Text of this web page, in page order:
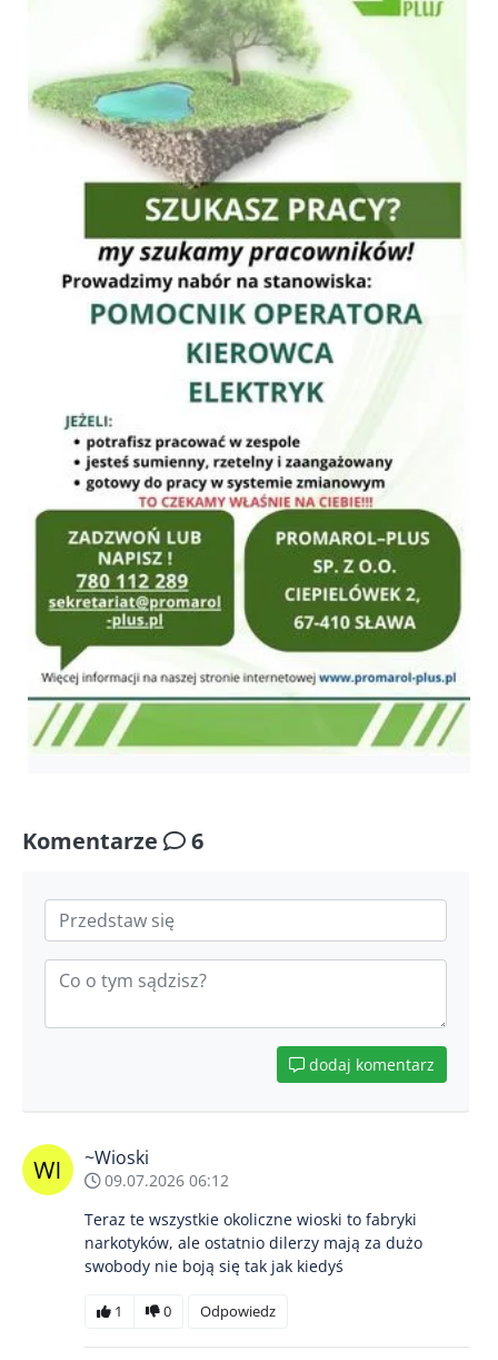
Komentarze 6
dodaj komentarz
~Wioski
09.07.2026 06:12
Teraz te wszystkie okoliczne wioski to fabryki
narkotyków, ale ostatnio dilerzy mają za dużo
swobody nie boją się tak jak kiedyś
1 0 Odpowiedz